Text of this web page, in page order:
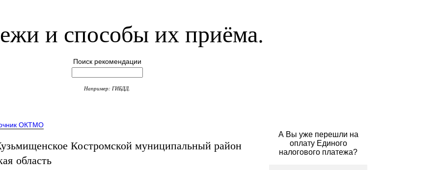
и способы их приёма.
Поиск рекомендации
Например: ГИБДД.
А Вы уже перешли на
оплату Единого
налогового платежа?
ОКТМО
Костромской муниципальный район
область